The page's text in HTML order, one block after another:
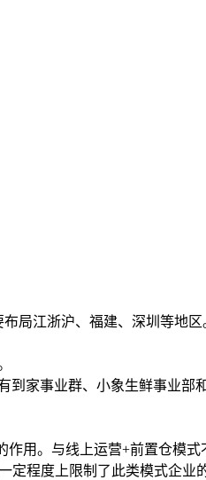
局江浙沪、福建、深圳等地
家事业群、小象生鲜事业
用。与线上运营+前置仓模
程度上限制了此类模式企业